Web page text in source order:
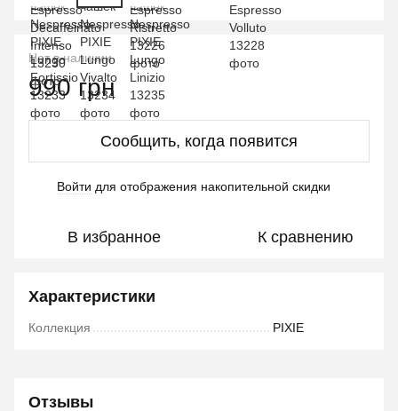
Нет в наличии
990 грн
Сообщить, когда появится
Войти для отображения накопительной скидки
В избранное К сравнению
Характеристики
Коллекция PIXIE
Отзывы